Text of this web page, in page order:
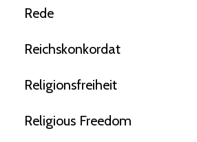
Rede
Reichskonkordat
Religionsfreiheit
Religious Freedom